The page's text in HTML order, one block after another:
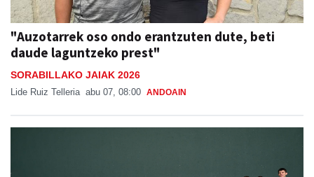
"Auzotarrek oso ondo erantzuten dute, beti
daude laguntzeko prest"
SORABILLAKO JAIAK 2026
Lide Ruiz Telleria abu 07, 08:00 ANDOAIN